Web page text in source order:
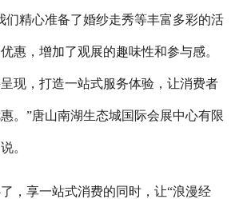
精心准备了婚纱走秀等丰富多彩的活
惠，增加了观展的趣味性和参与感。
现，打造一站式服务体验，让消费者
。”唐山南湖生态城国际会展中心有限
。
享一站式消费的同时，让“浪漫经